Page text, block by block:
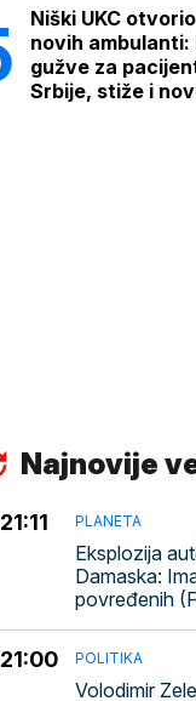
Niški UKC
novih ambulanti:
gužve za
Srbije, stiže i
Najnovije
PLANETA
Eksplozija
Damaska:
povređenih
21:11
POLITIKA
Volodimir
21:00